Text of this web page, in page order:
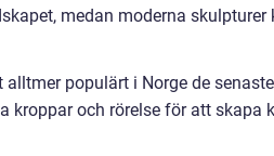
medan moderna skulpturer
populärt i Norge de
kroppar och rörelse för att skapa